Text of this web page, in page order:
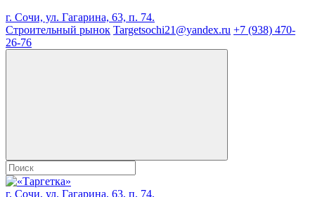
г. Сочи, ул. Гагарина, 63, п. 74.
Строительный рынок Targetsochi21@yandex.ru +7 (938) 470-
26-76
г. Сочи, ул. Гагарина, 63, п. 74.